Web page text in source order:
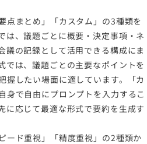
点まとめ」「カスタム」の3種類を
は、議題ごとに概要・決定事項・ネ
議の記録として活用できる構成にま
では、議題ごとの主要なポイントを
握したい場面に適しています。「カ
身で自由にプロンプトを入力するこ
に応じて最適な形式で要約を生成す
ード重視」「精度重視」の2種類か